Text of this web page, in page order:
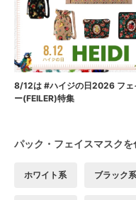
8/12は #ハイジの日2026 フェ
ー(FEILER)特集
パック・フェイスマスク
ホワイト系 ブラック系